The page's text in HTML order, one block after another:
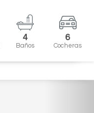
4
Baños
6
Cocheras